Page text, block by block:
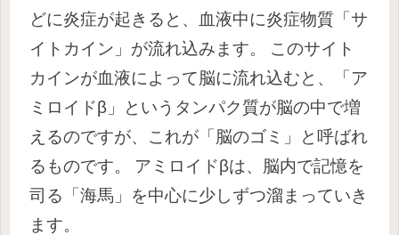
どに炎症が起きると、 血液中に炎症物質「サ
イトカイン」が流れ込みます。
このサイト
カインが血液によって脳に流れ込むと、「ア
ミロイドβ」というタンパク質が脳の中で増
えるのですが、これが「脳のゴミ」と呼ばれ
るものです。
アミロイドβは、脳内で記憶を
司る「海馬」を中心に少しずつ溜まっていき
ます。